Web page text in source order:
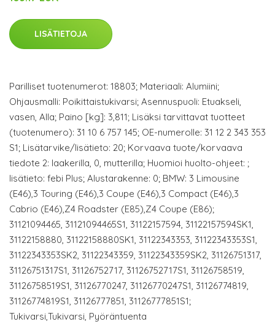
LISÄTIETOJA
Parilliset tuotenumerot: 18803; Materiaali: Alumiini;
Ohjausmalli: Poikittaistukivarsi; Asennuspuoli: Etuakseli,
vasen, Alla; Paino [kg]: 3,811; Lisäksi tarvittavat tuotteet
(tuotenumero): 31 10 6 757 145; OE-numerolle: 31 12 2 343 353
S1; Lisätarvike/lisätieto: 20; Korvaava tuote/korvaava
tiedote 2: laakerilla, 0, mutterilla; Huomioi huolto-ohjeet: ;
lisätieto: febi Plus; Alustarakenne: 0; BMW: 3 Limousine
(E46),3 Touring (E46),3 Coupe (E46),3 Compact (E46),3
Cabrio (E46),Z4 Roadster (E85),Z4 Coupe (E86);
31121094465, 31121094465S1, 31122157594, 31122157594SK1,
31122158880, 31122158880SK1, 31122343353, 31122343353S1,
31122343353SK2, 31122343359, 31122343359SK2, 31126751317,
31126751317S1, 31126752717, 31126752717S1, 31126758519,
31126758519S1, 31126770247, 31126770247S1, 31126774819,
31126774819S1, 31126777851, 31126777851S1;
Tukivarsi,Tukivarsi, Pyöräntuenta